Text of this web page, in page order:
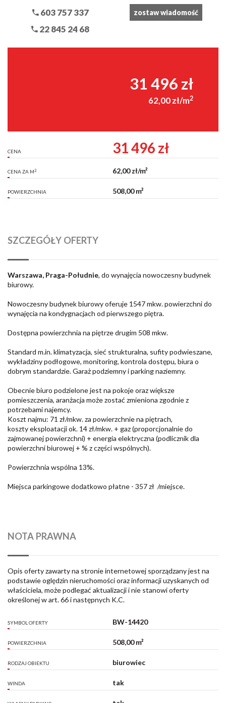
603 757 337
22 845 24 68
zostaw wiadomość
31 496 zł
62,00 zł/m2
CENA 31 496 zł
CENA ZA M2 62,00 zł/m²
POWIERZCHNIA 508,00 m²
SZCZEGÓŁY OFERTY
Warszawa, Praga-Południe, do wynajęcia nowoczesny budynek
biurowy.
Nowoczesny budynek biurowy oferuje 1547 mkw. powierzchni do
wynajęcia na kondygnacjach od pierwszego piętra.
Dostępna powierzchnia na piętrze drugim 508 mkw.
Standard m.in. klimatyzacja, sieć strukturalna, sufity podwieszane,
wykładziny podłogowe, monitoring, kontrola dostępu, biura o
dobrym standardzie. Garaż podziemny i parking naziemny.
Obecnie biuro podzielone jest na pokoje oraz większe
pomieszczenia, aranżacja może zostać zmieniona zgodnie z
potrzebami najemcy.
Koszt najmu: 71 zł/mkw. za powierzchnie na piętrach,
koszty eksploatacji ok. 14 zł/mkw. + gaz (proporcjonalnie do
zajmowanej powierzchni) + energia elektryczna (podlicznik dla
powierzchni biurowej + % z części wspólnych).
Powierzchnia wspólna 13%.
Miejsca parkingowe dodatkowo płatne - 357 zł /miejsce.
NOTA PRAWNA
Opis oferty zawarty na stronie internetowej sporządzany jest na
podstawie oględzin nieruchomości oraz informacji uzyskanych od
właściciela, może podlegać aktualizacji i nie stanowi oferty
określonej w art. 66 i następnych K.C.
SYMBOL OFERTY BW-14420
POWIERZCHNIA 508,00 m²
RODZAJ OBIEKTU biurowiec
WINDA tak